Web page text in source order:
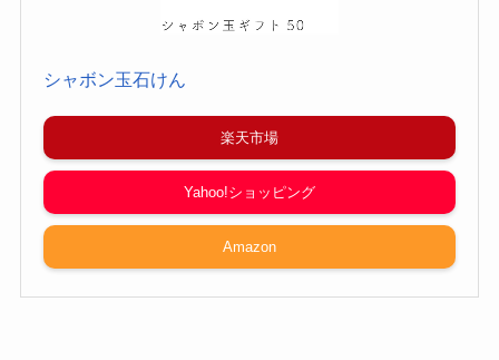
シャボン玉石けん
楽天市場
Yahoo!ショッピング
Amazon